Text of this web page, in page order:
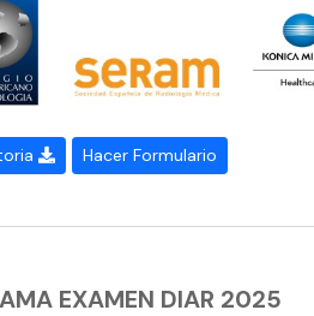
Hacer Formulario
EXAMEN DIAR 2025